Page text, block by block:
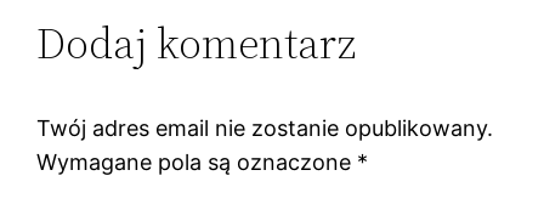
Dodaj komentarz
Twój adres email nie zostanie opublikowany.
Wymagane pola są oznaczone *